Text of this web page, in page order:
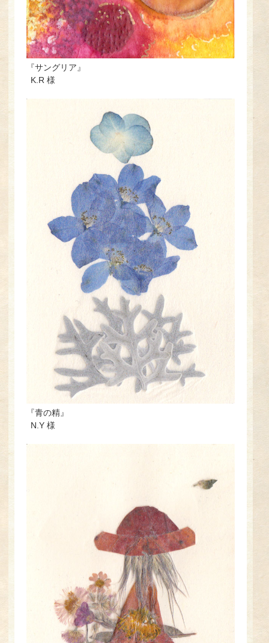
『サングリア』
K.R 様
『青の精』
N.Y 様